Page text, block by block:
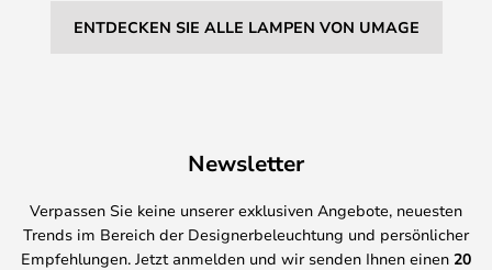
ENTDECKEN SIE ALLE LAMPEN VON UMAGE
Newsletter
Verpassen Sie keine unserer exklusiven Angebote, neuesten
Trends im Bereich der Designerbeleuchtung und persönlicher
Empfehlungen. Jetzt anmelden und wir senden Ihnen einen 20